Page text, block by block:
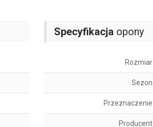
Specyfikacja opony
Rozmiar
Sezon
Przeznaczenie
Producent